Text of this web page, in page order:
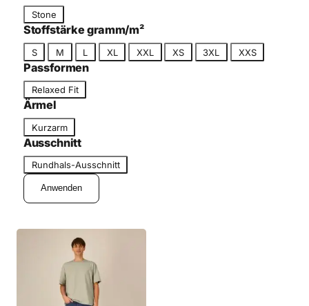
o
n
a
r
b
n
m
e
Stone
Stoffstärke gramm/m²
r
ö
ß
e
S M L XL XXL XS 3XL XXS
Passformen
a
s
s
f
r
Relaxed Fit
Ärmel
r
m
e
Kurzarm
Ausschnitt
u
s
Rundhals-Ausschnitt
Anwenden